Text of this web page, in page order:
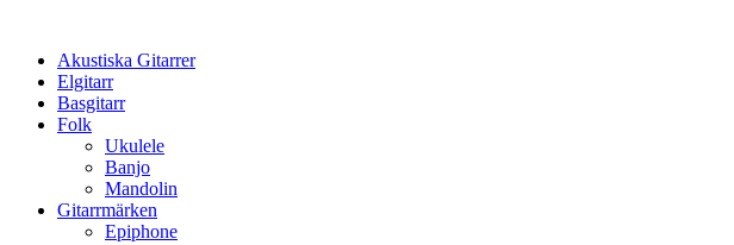
innehållAkustiska Gitarrer
Elgitarr
Basgitarr
Folk
Ukulele
Banjo
Mandolin
Gitarrmärken
Epiphone